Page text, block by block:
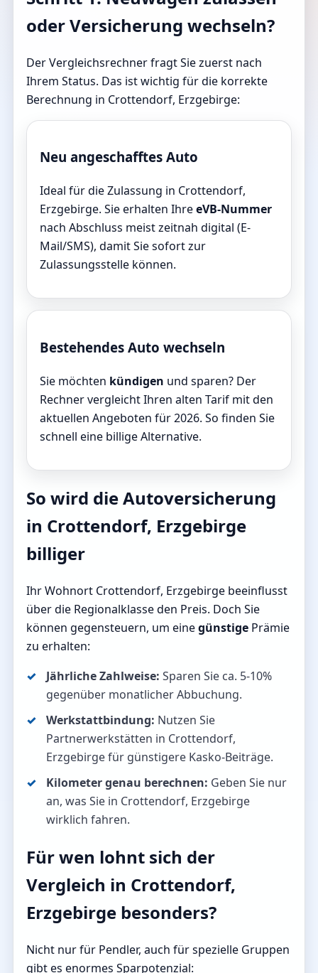
oder Versicherung wechseln?
Der Vergleichsrechner fragt Sie zuerst nach
Ihrem Status. Das ist wichtig für die korrekte
Berechnung in Crottendorf, Erzgebirge:
Neu angeschafftes Auto
Ideal für die Zulassung in Crottendorf,
Erzgebirge. Sie erhalten IhreeVB-Nummer
nach Abschluss meist zeitnah digital (E-
Mail/SMS), damit Sie sofort zur
Zulassungsstelle können.
Bestehendes Auto wechseln
Sie möchten kündigen und sparen? Der
Rechner vergleicht Ihren alten Tarif mit den
aktuellen Angeboten für 2026. So finden Sie
schnell eine billige Alternative.
So wird die Autoversicherung
in Crottendorf, Erzgebirge
billiger
Ihr Wohnort Crottendorf, Erzgebirge beeinflusst
über die Regionalklasse den Preis. Doch Sie
können gegensteuern, um einegünstige Prämie
zu erhalten:
Jährliche Zahlweise: Sparen Sie ca. 5-10%
gegenüber monatlicher Abbuchung.
Werkstattbindung: Nutzen Sie
Partnerwerkstätten in Crottendorf,
Erzgebirge für günstigere Kasko-Beiträge.
Kilometer genau berechnen: Geben Sie nur
an, was Sie in Crottendorf, Erzgebirge
wirklich fahren.
Für wen lohnt sich der
Vergleich in Crottendorf,
Erzgebirge besonders?
Nicht nur für Pendler, auch für spezielle Gruppen
gibt es enormes Sparpotenzial: